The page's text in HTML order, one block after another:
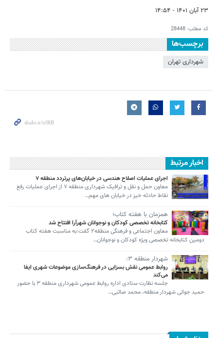
۲۳ آبان ۱۴۰۱ - ۱۴:۵۴
کد مطلب: 28448
برچسب‌ها
شهرداری تهران
اخبار مرتبط
اجرای عملیات اصلاح هندسی در خیابان‌های پرتردد منطقه ۷
معاون حمل و نقل و ترافیک شهرداری منطقه ۷ از اجرای عملیات رفع
نقاط حادثه خیز در خیابان های مهم…
همزمان با هفته کتاب؛
کتابخانه تخصصی کودکان و نوجوانان شهرآرا افتتاح شد
معاون اجتماعی و فرهنگی منطقه۲ گفت:به مناسبت هفته کتاب
دومین کتابخانه تخصصی ویژه کودکان و نوجوانان…
شهردار منطقه ۳:
روابط عمومی نقش بسزایی در فرهنگ‌سازی موضوعات شهری ایفا
می‌کند
جلسه نظارت ستادی اداره روابط عمومی شهرداری منطقه ۳ با حضور
حمید جوانی شهردار منطقه، محمد صائبی…